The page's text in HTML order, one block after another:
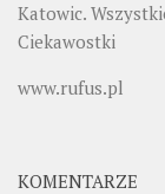
Katowic.
Ciekawostki
www.rufus.pl
KOMENTARZE